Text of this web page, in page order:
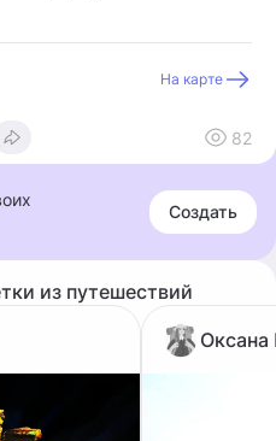
На карте
82
Создать
из путешествий
Оксана